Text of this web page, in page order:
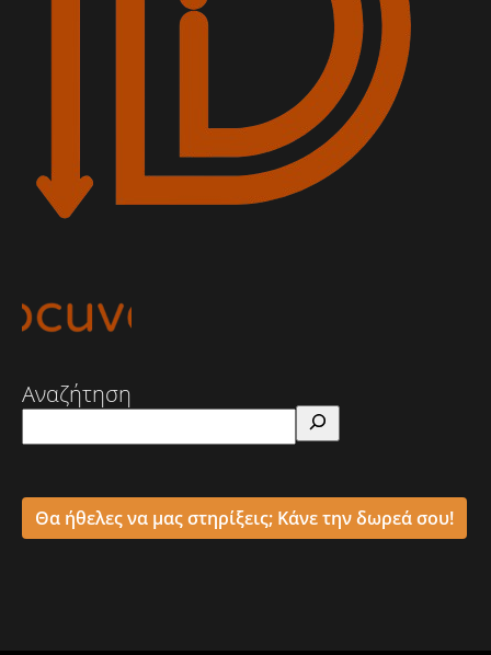
Αναζήτηση
Θα ήθελες να μας στηρίξεις; Κάνε την δωρεά σου!